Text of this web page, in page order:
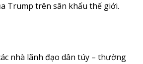
Trump trên sân khấu thế giới.
nhà lãnh đạo dân túy – thường